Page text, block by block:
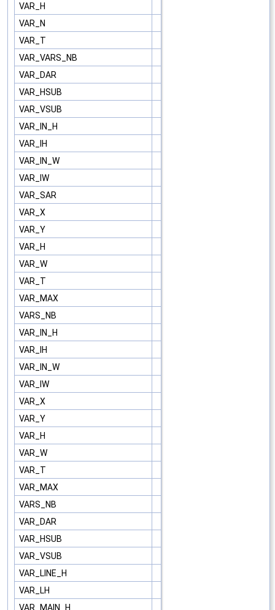
VAR_H
VAR_N
VAR_T
VAR_VARS_NB
VAR_DAR
VAR_HSUB
VAR_VSUB
VAR_IN_H
VAR_IH
VAR_IN_W
VAR_IW
VAR_SAR
VAR_X
VAR_Y
VAR_H
VAR_W
VAR_T
VAR_MAX
VARS_NB
VAR_IN_H
VAR_IH
VAR_IN_W
VAR_IW
VAR_X
VAR_Y
VAR_H
VAR_W
VAR_T
VAR_MAX
VARS_NB
VAR_DAR
VAR_HSUB
VAR_VSUB
VAR_LINE_H
VAR_LH
VAR_MAIN_H